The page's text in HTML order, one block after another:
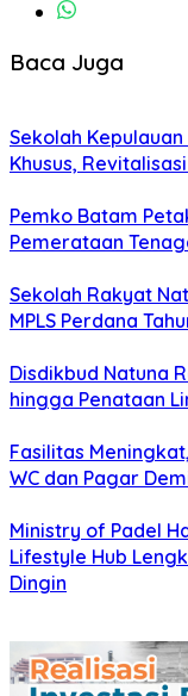
Baca Juga
Sekolah
Khusus,
Pemko Batam
Pemerataan
Sekolah Rakyat
MPLS Perdana
Disdikbud Natuna
hingga Penataan
Fasilitas
WC dan Pagar
Ministry of Padel
Lifestyle Hub
Dingin